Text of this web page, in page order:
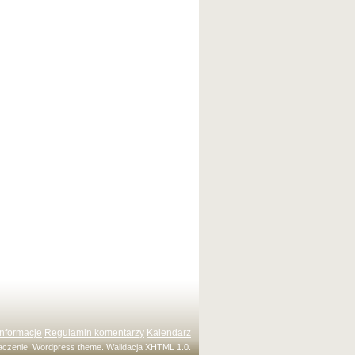
Regulamin komentarzy Kalendarz
Wordpress theme. WalidacjaXHTML 1.0.